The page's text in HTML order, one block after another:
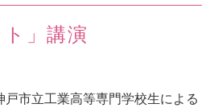
ト」講演
市立工業高等専門学校生による